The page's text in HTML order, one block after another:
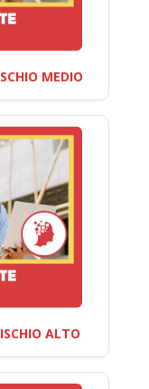
MEDIO
ALTO